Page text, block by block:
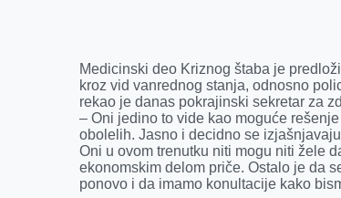
o
o
k
n
g
e
r
d
I
n
A
p
p
Medicinski deo Kriznog štaba je
kroz vid vanrednog stanja, odnosno
rekao je danas pokrajinski sekretar za
– Oni jedino to vide kao moguće
obolelih. Jasno i decidno se
Oni u ovom trenutku niti mogu niti žele
ekonomskim delom priče. Ostalo je da
ponovo i da imamo konultacije kako